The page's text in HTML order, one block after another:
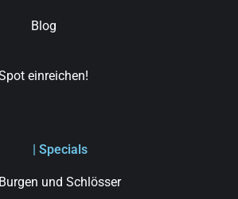
Blog
einreichen!
| Specials
Burgen und Schlösser